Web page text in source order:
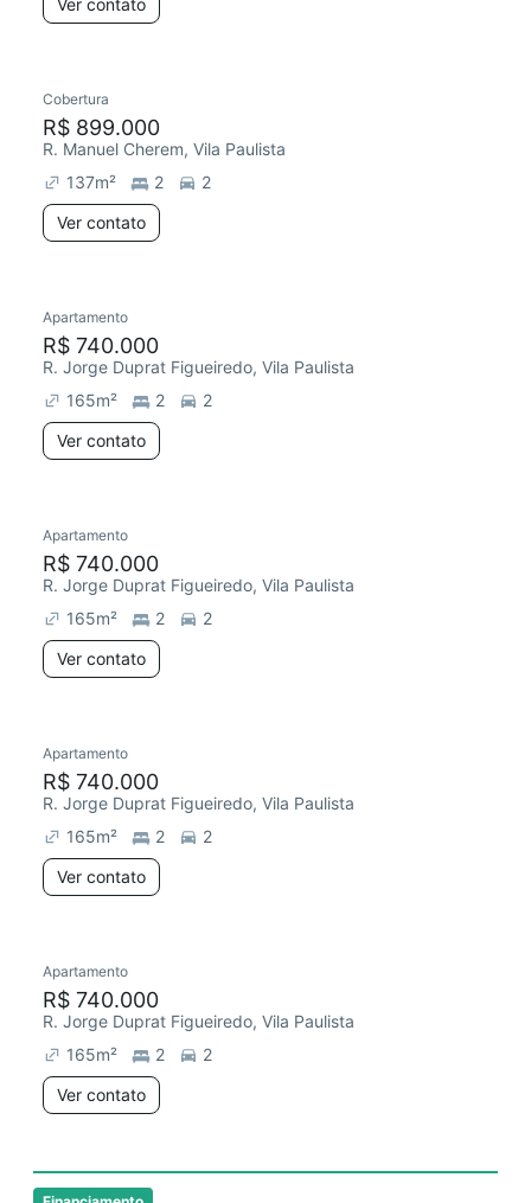
Ver contato
Cobertura
R$ 899.000
R. Manuel Cherem, Vila Paulista
137m² 2
2
Ver contato
Apartamento
R$ 740.000
R. Jorge Duprat Figueiredo, Vila Paulista
165m² 2
2
Ver contato
Apartamento
R$ 740.000
R. Jorge Duprat Figueiredo, Vila Paulista
165m² 2
2
Ver contato
Apartamento
R$ 740.000
R. Jorge Duprat Figueiredo, Vila Paulista
165m² 2
2
Ver contato
Apartamento
R$ 740.000
R. Jorge Duprat Figueiredo, Vila Paulista
165m² 2
2
Ver contato